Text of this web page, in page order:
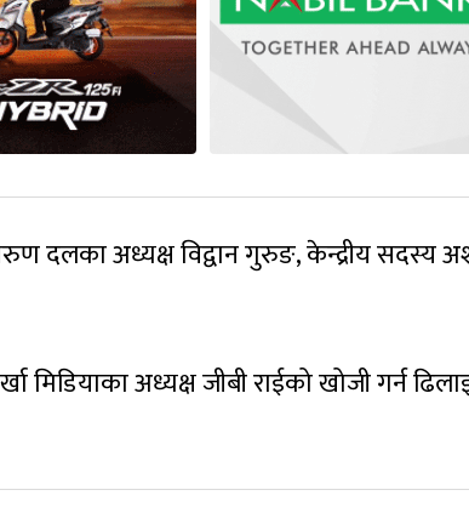
दलका अध्यक्ष विद्वान गुरुङ, केन्द्रीय सदस्य
अध्यक्ष जीबी राईको खोजी गर्न